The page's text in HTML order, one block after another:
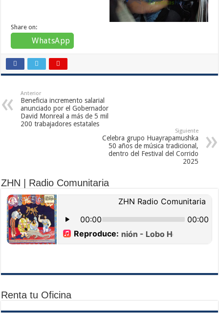
Share on:
WhatsApp
Anterior
Beneficia incremento salarial
anunciado por el Gobernador
David Monreal a más de 5 mil
200 trabajadores estatales
Siguiente
Celebra grupo Huayrapamushka
50 años de música tradicional,
dentro del Festival del Corrido
2025
ZHN | Radio Comunitaria
Renta tu Oficina